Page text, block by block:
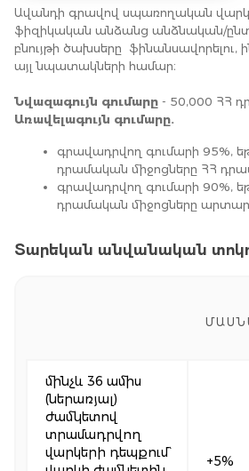
Ավանդի գրավով սպառողական
ֆիզիկական անձանց անձնական/
բնույթի ծախսերը
այլ նպատակների համար։
Նվազագույն գումարը - 50,000 ՀՀ
Առավելագույն գումարը.
գրավադրվող գումարի 95%,
դրամական միջոցները ՀՀ
գրավադրվող գումարի 90%,
դրամական միջոցները
Տարեկան անվանական
մինչև 36 ամիս
(ներառյալ)
ժամկետով
տրամադրվող
վարկերի դեպքում`
+5%